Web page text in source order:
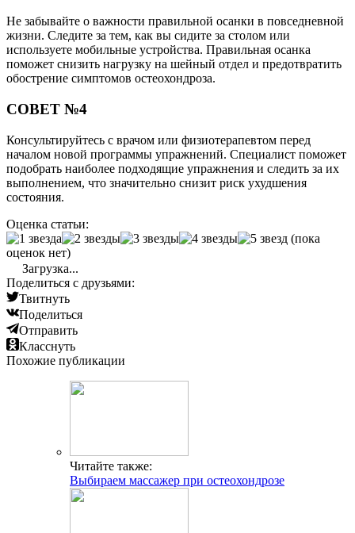
Не забывайте о важности правильной осанки в повседневной
жизни. Следите за тем, как вы сидите за столом или
используете мобильные устройства. Правильная осанка
поможет снизить нагрузку на шейный отдел и предотвратить
обострение симптомов остеохондроза.
СОВЕТ №4
Консультируйтесь с врачом или физиотерапевтом перед
началом новой программы упражнений. Специалист поможет
подобрать наиболее подходящие упражнения и следить за их
выполнением, что значительно снизит риск ухудшения
состояния.
Оценка статьи:
(пока
оценок нет)
Загрузка...
Поделиться с друзьями:
Твитнуть
Поделиться
Отправить
Класснуть
Похожие публикации
Читайте также:
Выбираем массажер при остеохондрозе